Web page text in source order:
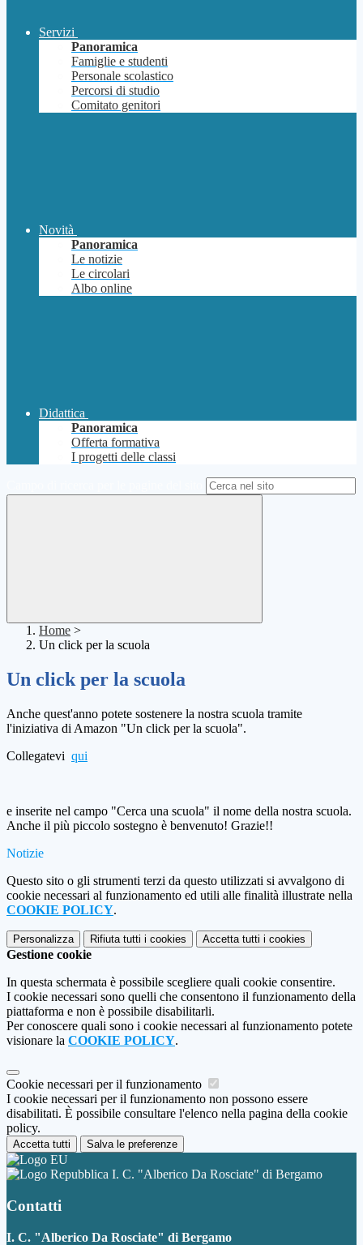
Servizi
Panoramica
Famiglie e studenti
Personale scolastico
Percorsi di studio
Comitato genitori
Novità
Panoramica
Le notizie
Le circolari
Albo online
Didattica
Panoramica
Offerta formativa
I progetti delle classi
Home >
Un click per la scuola
Un click per la scuola
Anche quest'anno potete sostenere la nostra scuola tramite
l'iniziativa di Amazon "Un click per la scuola".
Collegatevi qui
e inserite nel campo "Cerca una scuola" il nome della nostra scuola.
Anche il più piccolo sostegno è benvenuto! Grazie!!
Notizie
Questo sito o gli strumenti terzi da questo utilizzati si avvalgono di
cookie necessari al funzionamento ed utili alle finalità illustrate nella
COOKIE POLICY.
Personalizza Rifiuta tutti i cookies Accetta tutti i cookies
Gestione cookie
In questa schermata è possibile scegliere quali cookie consentire.
I cookie necessari sono quelli che consentono il funzionamento della
piattaforma e non è possibile disabilitarli.
Per conoscere quali sono i cookie necessari al funzionamento potete
visionare la COOKIE POLICY.
Cookie necessari per il funzionamento
I cookie necessari per il funzionamento non possono essere
disabilitati. È possibile consultare l'elenco nella pagina della cookie
policy.
Accetta tutti Salva le preferenze
I. C. "Alberico Da Rosciate" di Bergamo
Contatti
I. C. "Alberico Da Rosciate" di Bergamo